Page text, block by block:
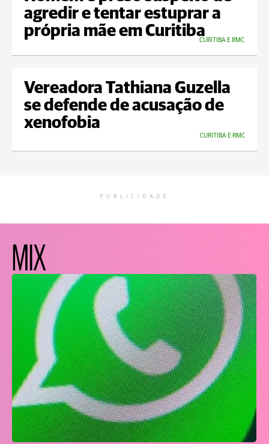
agredir e tentar estuprar a
própria mãe em Curitiba
CURITIBA E RMC
Vereadora Tathiana Guzella
se defende de acusação de
xenofobia
CURITIBA E RMC
PUBLICIDADE
MIX